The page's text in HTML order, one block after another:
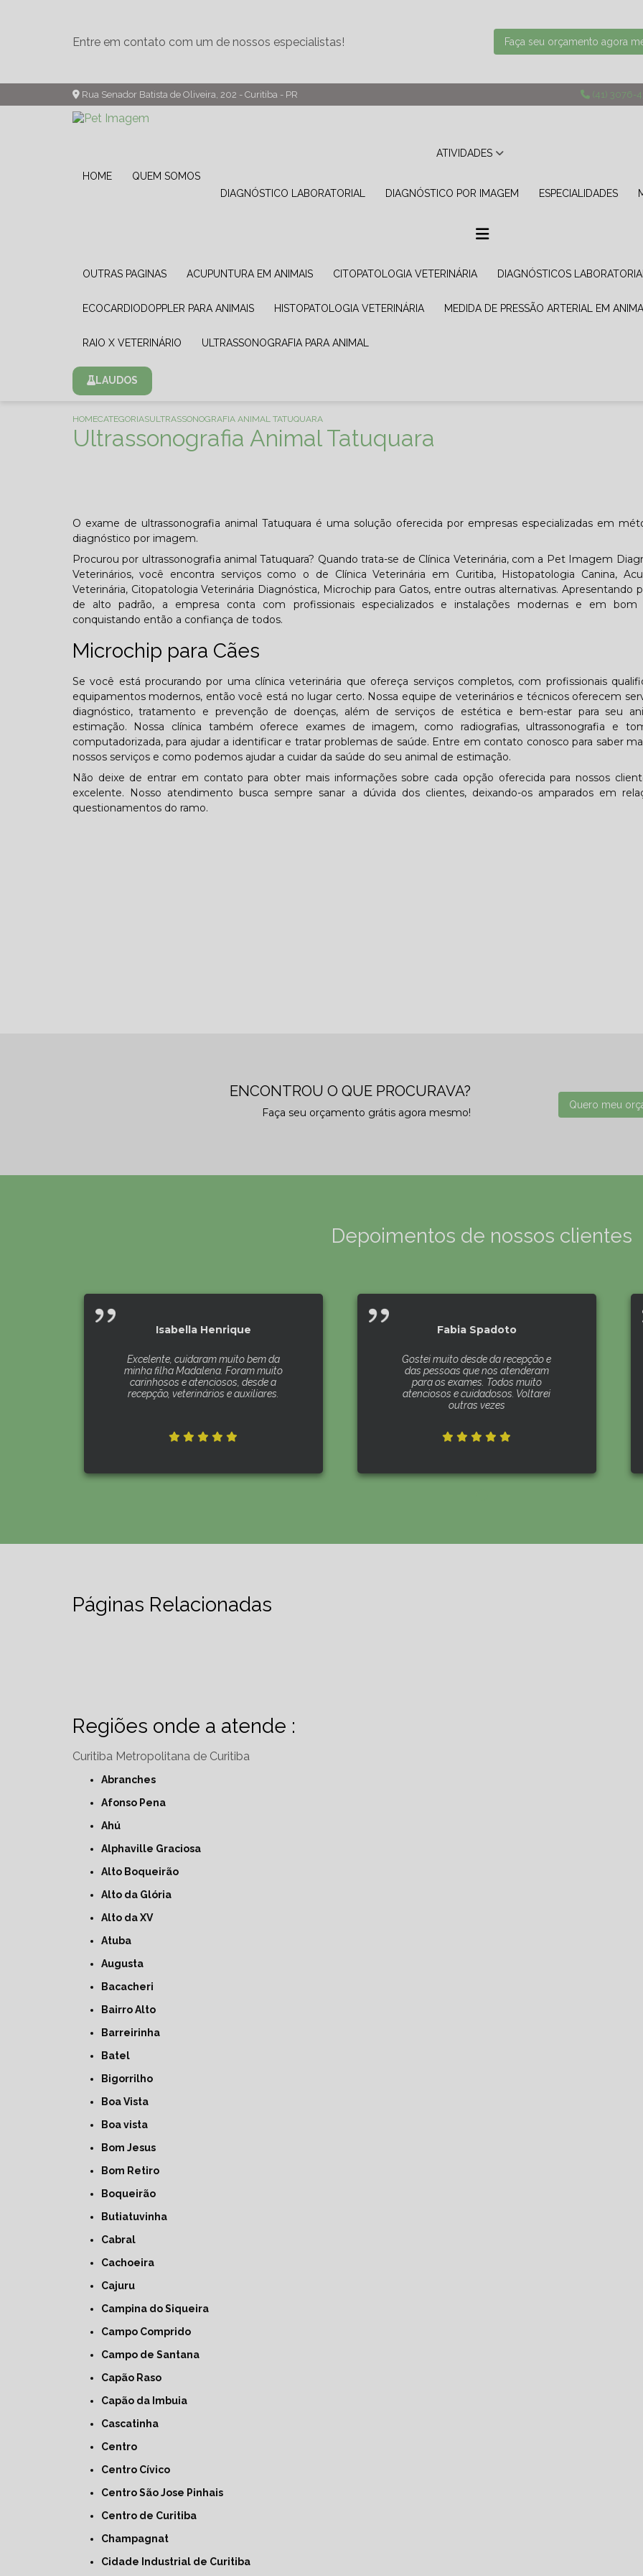
Entre em contato com um de nossos especialistas! Faça seu orçamento agora
Rua Senador Batista de Oliveira, 202 - Curitiba - PR (41) 3076-
HOME QUEM SOMOS
ATIVIDADES
DIAGNÓSTICO LABORATORIAL DIAGNÓSTICO POR IMAGEM ESPECIALIDADES
OUTRAS PAGINAS ACUPUNTURA EM ANIMAIS CITOPATOLOGIA VETERINÁRIA DIAGNÓSTICOS
ECOCARDIODOPPLER PARA ANIMAIS HISTOPATOLOGIA VETERINÁRIA MEDIDA DE PRESSÃO ARTERIAL EM
RAIO X VETERINÁRIO ULTRASSONOGRAFIA PARA ANIMAL
LAUDOS
HOMECATEGORIASULTRASSONOGRAFIA ANIMAL TATUQUARA
Ultrassonografia Animal Tatuquara
O exame de ultrassonografia animal Tatuquara é uma solução oferecida por empresas especializadas em
diagnóstico por imagem.
Procurou por ultrassonografia animal Tatuquara? Quando trata-se de Clínica Veterinária, com a Pet Imagem
Veterinários, você encontra serviços como o de Clínica Veterinária em Curitiba, Histopatologia Canina,
Veterinária, Citopatologia Veterinária Diagnóstica, Microchip para Gatos, entre outras alternativas. Apresentando
de alto padrão, a empresa conta com profissionais especializados e instalações modernas e em bom
conquistando então a confiança de todos.
Microchip para Cães
Se você está procurando por uma clínica veterinária que ofereça serviços completos, com profissionais
equipamentos modernos, então você está no lugar certo. Nossa equipe de veterinários e técnicos oferecem
diagnóstico, tratamento e prevenção de doenças, além de serviços de estética e bem-estar para seu
estimação. Nossa clínica também oferece exames de imagem, como radiografias, ultrassonografia e
computadorizada, para ajudar a identificar e tratar problemas de saúde. Entre em contato conosco para saber
nossos serviços e como podemos ajudar a cuidar da saúde do seu animal de estimação.
Não deixe de entrar em contato para obter mais informações sobre cada opção oferecida para nossos
excelente. Nosso atendimento busca sempre sanar a dúvida dos clientes, deixando-os amparados em
questionamentos do ramo.
ENCONTROU O QUE PROCURAVA?
Faça seu orçamento grátis agora mesmo!
Quero meu
Depoimentos de nossos clientes
Isabella Henrique
Excelente, cuidaram muito bem da
minha filha Madalena. Foram muito
carinhosos e atenciosos, desde a
recepção, veterinários e auxiliares.
Fabia Spadoto
Gostei muito desde da recepção e
das pessoas que nos atenderam
para os exames. Todos muito
atenciosos e cuidadosos. Voltarei
outras vezes
Páginas Relacionadas
Regiões onde a atende :
Curitiba Metropolitana de Curitiba
Abranches
Afonso Pena
Ahú
Alphaville Graciosa
Alto Boqueirão
Alto da Glória
Alto da XV
Atuba
Augusta
Bacacheri
Bairro Alto
Barreirinha
Batel
Bigorrilho
Boa Vista
Boa vista
Bom Jesus
Bom Retiro
Boqueirão
Butiatuvinha
Cabral
Cachoeira
Cajuru
Campina do Siqueira
Campo Comprido
Campo de Santana
Capão Raso
Capão da Imbuia
Cascatinha
Centro
Centro Cívico
Centro São Jose Pinhais
Centro de Curitiba
Champagnat
Cidade Industrial de Curitiba